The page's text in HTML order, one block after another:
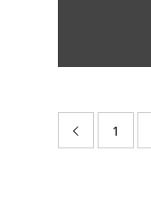
 1